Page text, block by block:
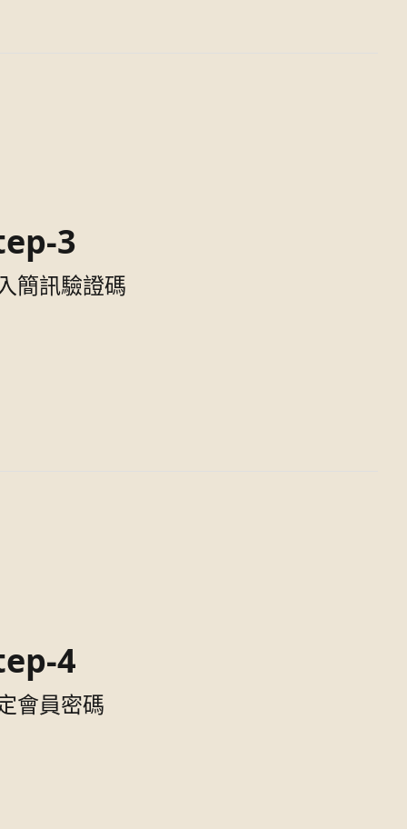
3
簡訊驗證碼
4
會員密碼